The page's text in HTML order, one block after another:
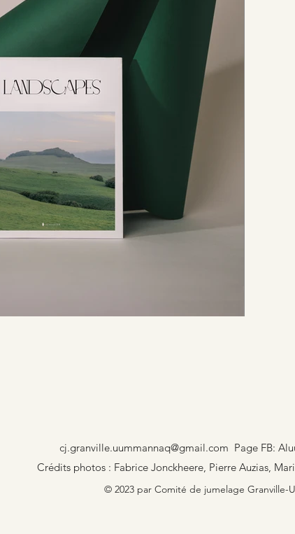
cj.granville.uummannaq@gmail.com Page FB:
Crédits photos : Fabrice Jonckheere, Pierre Auzias,
© 2023 par Comité de jumelage Granville-